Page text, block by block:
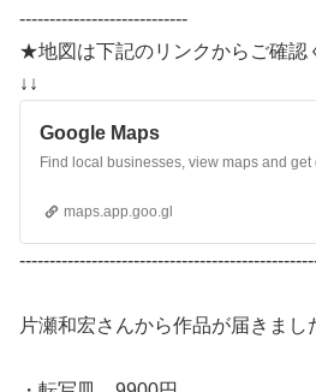
----------------------------
★地図は下記のリンクからご確認
↓↓
Google Maps
maps.app.goo.gl
片瀬和宏さんから作品が届きまし